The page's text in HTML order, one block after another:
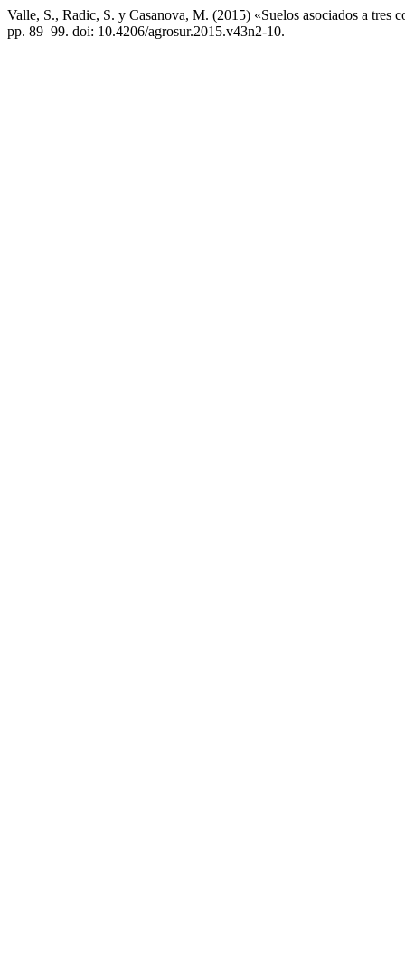
Valle, S., Radic, S. y Casanova, M. (2015) «Suelos asociados a tres
pp. 89–99. doi: 10.4206/agrosur.2015.v43n2-10.